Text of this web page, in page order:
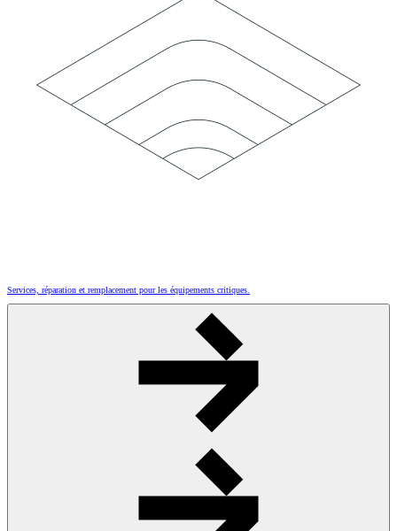
Services, réparation et remplacement pour les équipements critiques.